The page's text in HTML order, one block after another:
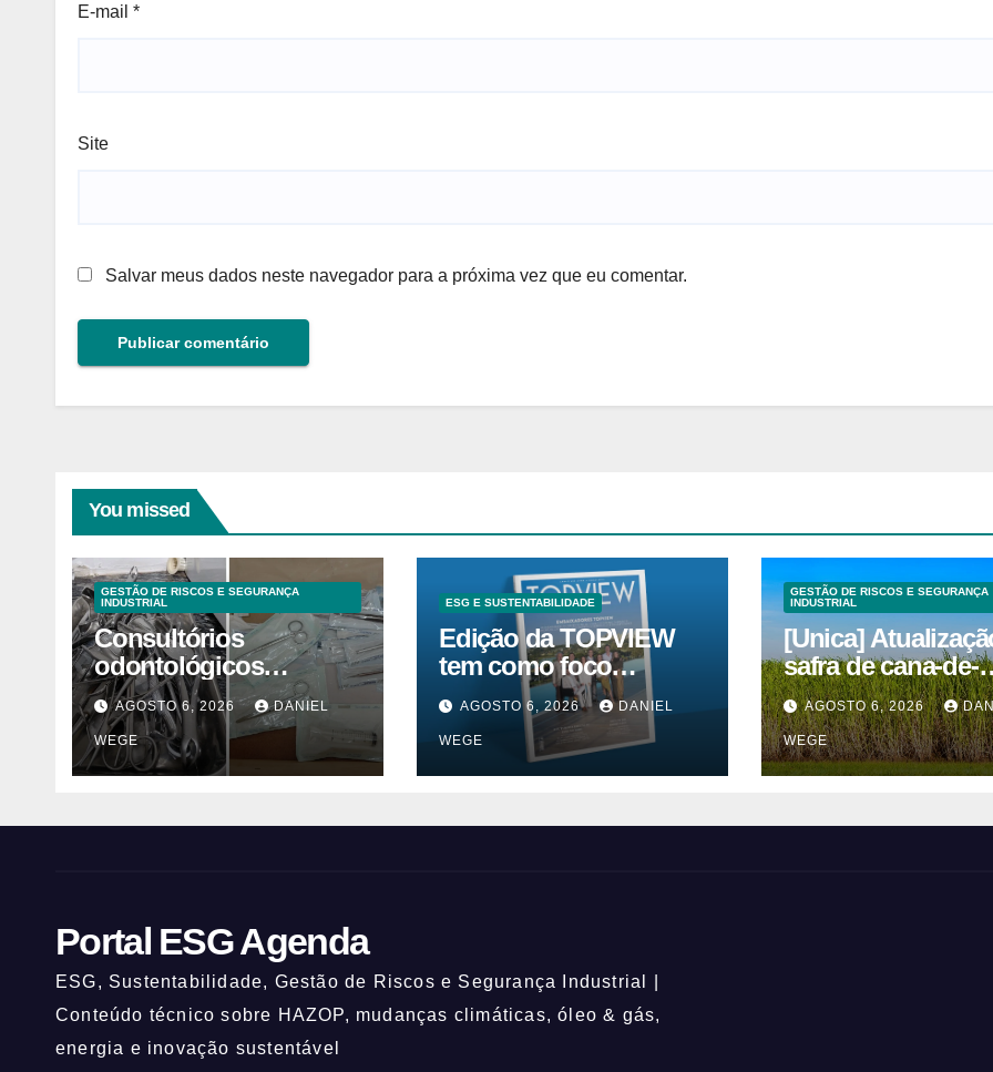
E-mail *
Site
Salvar meus dados neste navegador para a próxima vez que eu comentar.
You missed
GESTÃO DE RISCOS E SEGURANÇA
INDUSTRIAL
Consultórios
odontológicos
interditados em
Campinas superam
2025
AGOSTO 6, 2026 DANIEL
WEGE
ESG E SUSTENTABILIDADE
Edição da TOPVIEW
tem como foco
inovação, educação e
ESG
AGOSTO 6, 2026 DANIEL
WEGE
GESTÃO DE RISCOS E SEGURANÇA
INDUSTRIAL
[Unica]
safra de cana-de-
açúcar 2026/27 –
quinzenas de
AGOSTO 6, 2026
WEGE
Portal ESG Agenda
ESG, Sustentabilidade, Gestão de Riscos e Segurança Industrial |
Conteúdo técnico sobre HAZOP, mudanças climáticas, óleo & gás,
energia e inovação sustentável